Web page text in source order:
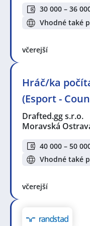
30 000 – 36
Vhodné také
včerejší
Hráč/ka
(Esport -
Drafted.gg s.r.o.
Moravská
40 000 – 50
Vhodné také
včerejší